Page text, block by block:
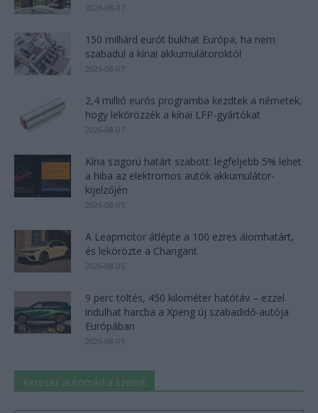
2026-08-07
150 milliárd eurót bukhat Európa, ha nem
szabadul a kínai akkumulátoroktól
2026-08-07
2,4 millió eurós programba kezdtek a németek,
hogy lekörözzék a kínai LFP-gyártókat
2026-08-07
Kína szigorú határt szabott: legfeljebb 5% lehet
a hiba az elektromos autók akkumulátor-
kijelzőjén
2026-08-05
A Leapmotor átlépte a 100 ezres álomhatárt,
és lekörözte a Changant
2026-08-05
9 perc töltés, 450 kilométer hatótáv – ezzel
indulhat harcba a Xpeng új szabadidő-autója
Európában
2026-08-05
Keresés autómárka szerint
Keresés